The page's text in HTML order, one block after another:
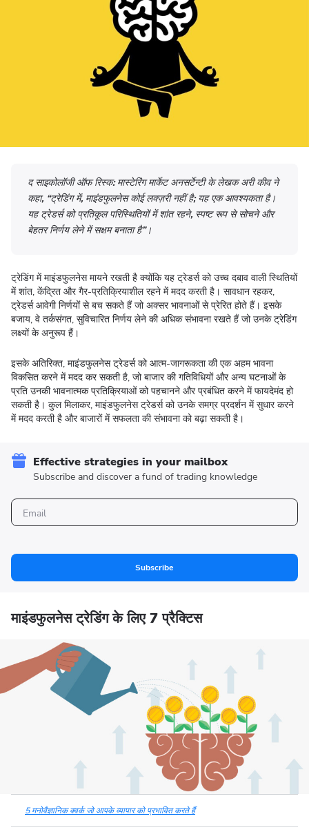
द साइकोलॉजी ऑफ रिस्क: मास्टेरिंग मार्केट अनसर्टेन्टी के लेखक अरी कीव ने
कहा, “ट्रेडिंग में, माइंडफुलनेस कोई लक्ज़री नहीं है;यह एक आवश्यकता है।
यह ट्रेडर्स को प्रतिकूल परिस्थितियों में शांत रहने, स्पष्ट रूप से सोचने और
बेहतर निर्णय लेने में सक्षम बनाता है”।
ट्रेडिंग में माइंडफुलनेस मायने रखती है क्योंकि यह ट्रेडर्स को उच्च दबाव वाली स्थितियों
में शांत, केंद्रित और गैर-प्रतिक्रियाशील रहने में मदद करती है। सावधान रहकर,
ट्रेडर्स आवेगी निर्णयों से बच सकते हैं जो अक्सर भावनाओं से प्रेरित होते हैं। इसके
बजाय, वे तर्कसंगत, सुविचारित निर्णय लेने की अधिक संभावना रखते हैं जो उनके ट्रेडिंग
लक्ष्यों के अनुरूप हैं।
इसके अतिरिक्त, माइंडफुलनेस ट्रेडर्स को आत्म-जागरूकता की एक अहम भावना
विकसित करने में मदद कर सकती है, जो बाजार की गतिविधियों और अन्य घटनाओं के
प्रति उनकी भावनात्मक प्रतिक्रियाओं को पहचानने और प्रबंधित करने में फायदेमंद हो
सकती है। कुल मिलाकर, माइंडफुलनेस ट्रेडर्स को उनके समग्र प्रदर्शन में सुधार करने
में मदद करती है और बाजारों में सफलता की संभावना को बढ़ा सकती है।
Effective strategies in your mailbox
Subscribe and discover a fund of trading knowledge
Subscribe
माइंडफुलनेस ट्रेडिंग के लिए 7 प्रैक्टिस
5 मनोवैज्ञानिक क्वर्क जो आपके व्यापार को प्रभावित करते हैं